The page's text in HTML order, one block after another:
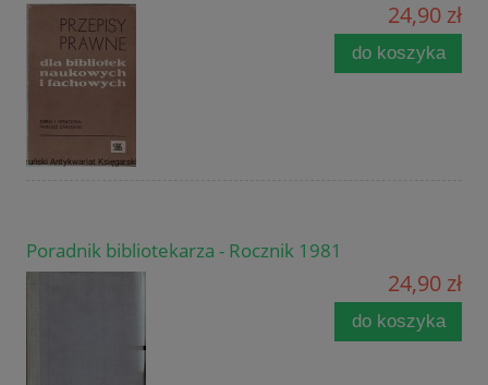
24,90 zł
do koszyka
Poradnik bibliotekarza - Rocznik 1981
24,90 zł
do koszyka